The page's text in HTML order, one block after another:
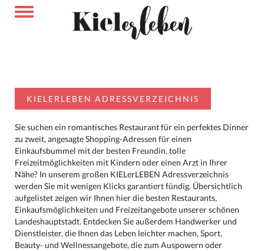
KIELERLEBEN ADRESSVERZEICHNIS
Sie suchen ein romantisches Restaurant für ein perfektes Dinner
zu zweit, angesagte Shopping-Adressen für einen
Einkaufsbummel mit der besten Freundin, tolle
Freizeitmöglichkeiten mit Kindern oder einen Arzt in Ihrer
Nähe? In unserem großen KIELerLEBEN Adressverzeichnis
werden Sie mit wenigen Klicks garantiert fündig. Übersichtlich
aufgelistet zeigen wir Ihnen hier die besten Restaurants,
Einkaufsmöglichkeiten und Freizeitangebote unserer schönen
Landeshauptstadt. Entdecken Sie außerdem Handwerker und
Dienstleister, die Ihnen das Leben leichter machen, Sport,
Beauty- und Wellnessangebote, die zum Auspowern oder